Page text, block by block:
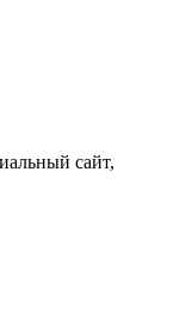
сайт,